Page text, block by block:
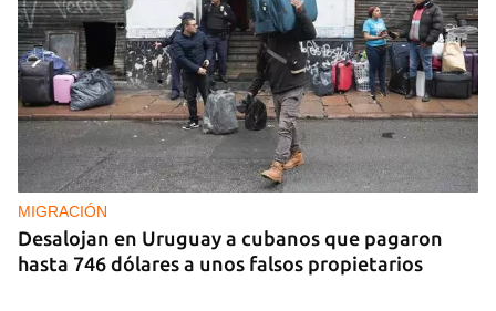
MIGRACIÓN
Desalojan en Uruguay a cubanos que pagaron
hasta 746 dólares a unos falsos propietarios